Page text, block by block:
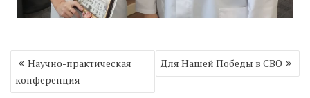
Навигация
по
записям
Научно-практическая
конференция
Для Нашей Победы в СВО